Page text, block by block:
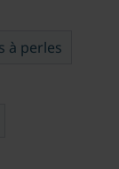
à perles